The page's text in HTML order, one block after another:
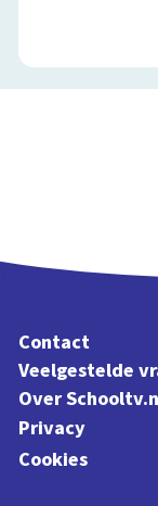
Contact
Veelgestelde
Over
Privacy
Cookies